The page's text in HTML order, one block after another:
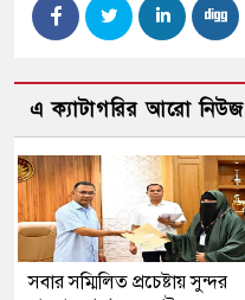
এ ক্যাটাগরির আরো নিউজ
সবার সম্মিলিত প্রচেষ্টায় সুন্দর